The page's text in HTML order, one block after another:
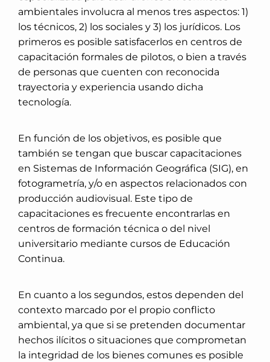
ambientales involucra al menos tres aspectos: 1)
los técnicos, 2) los sociales y 3) los jurídicos. Los
primeros es posible satisfacerlos en centros de
capacitación formales de pilotos, o bien a través
de personas que cuenten con reconocida
trayectoria y experiencia usando dicha
tecnología.
En función de los objetivos, es posible que
también se tengan que buscar capacitaciones
en Sistemas de Información Geográfica (SIG), en
fotogrametría, y/o en aspectos relacionados con
producción audiovisual. Este tipo de
capacitaciones es frecuente encontrarlas en
centros de formación técnica o del nivel
universitario mediante cursos de Educación
Continua.
En cuanto a los segundos, estos dependen del
contexto marcado por el propio conflicto
ambiental, ya que si se pretenden documentar
hechos ilícitos o situaciones que comprometan
la integridad de los bienes comunes es posible